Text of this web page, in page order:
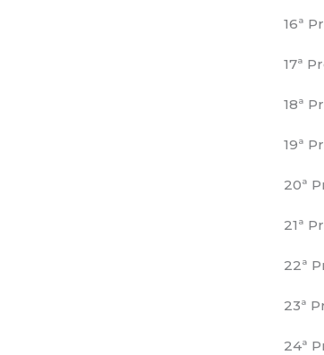
16ª
17ª
18ª
19ª
20ª
21ª
22ª
23ª
24ª